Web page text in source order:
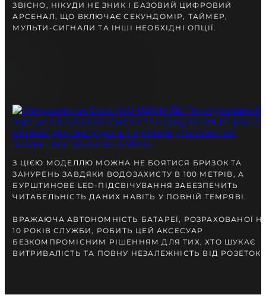
ЗВІСНО, НІКУДИ НЕ ЗНИК І БАЗОВИЙ ЦИФРОВИЙ
АРСЕНАЛ, ЩО ВКЛЮЧАЄ СЕКУНДОМІР, ТАЙМЕР,
МУЛЬТИ-СИГНАЛИ ТА ІНШІ НЕОБХІДНІ ОПЦІЇ.
З ЦІЄЮ МОДЕЛЛЮ МОЖНА НЕ БОЯТИСЯ БРИЗОК ТА
ЗАНУРЕНЬ ЗАВДЯКИ ВОДОЗАХИСТУ В 100 МЕТРІВ, А
БУРШТИНОВЕ LED-ПІДСВІЧУВАННЯ ЗАБЕЗПЕЧИТЬ
ЧИТАБЕЛЬНІСТЬ ДАНИХ НАВІТЬ У ПОВНІЙ ТЕМРЯВІ.
ВРАЖАЮЧА АВТОНОМНІСТЬ БАТАРЕЇ, РОЗРАХОВАНОЇ
10 РОКІВ СЛУЖБИ, РОБИТЬ ЦЕЙ АКСЕСУАР
БЕЗКОМПРОМІСНИМ РІШЕННЯМ ДЛЯ ТИХ, ХТО ШУКАЄ
ВИТРИВАЛІСТЬ ТА ПОВНУ НЕЗАЛЕЖНІСТЬ ВІД РОЗЕТОК.